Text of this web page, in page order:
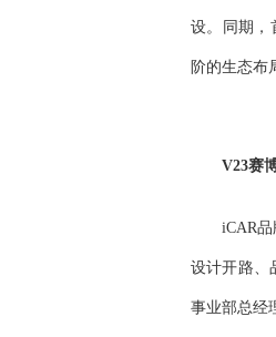
设。同期，
阶的生态布
V23赛
iCAR
设计开路、
事业部总经